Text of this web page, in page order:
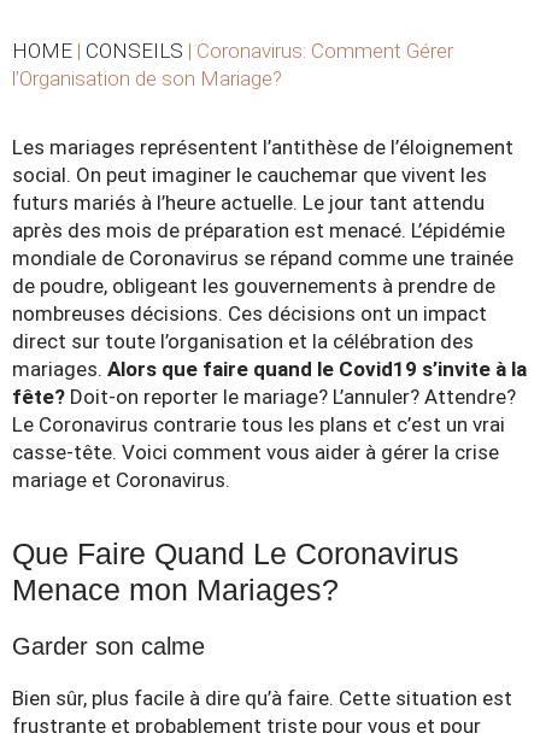
HOME | CONSEILS | Coronavirus: Comment Gérer
l’Organisation de son Mariage?
Les mariages représentent l’antithèse de l’éloignement
social. On peut imaginer le cauchemar que vivent les
futurs mariés à l’heure actuelle. Le jour tant attendu
après des mois de préparation est menacé. L’épidémie
mondiale de Coronavirus se répand comme une trainée
de poudre, obligeant les gouvernements à prendre de
nombreuses décisions. Ces décisions ont un impact
direct sur toute l’organisation et la célébration des
mariages. Alors que faire quand le Covid19 s’invite à la
fête? Doit-on reporter le mariage? L’annuler? Attendre?
Le Coronavirus contrarie tous les plans et c’est un vrai
casse-tête. Voici comment vous aider à gérer la crise
mariage et Coronavirus.
Que Faire Quand Le Coronavirus
Menace mon Mariages?
Garder son calme
Bien sûr, plus facile à dire qu’à faire. Cette situation est
frustrante et probablement triste pour vous et pour